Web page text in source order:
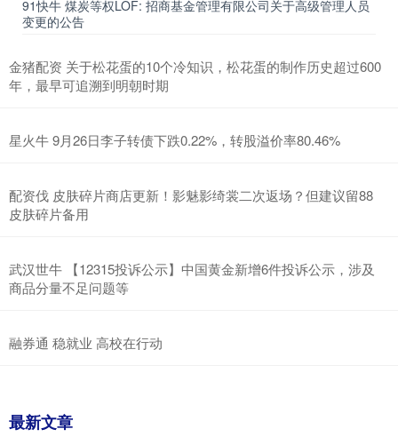
91快牛 煤炭等权LOF: 招商基金管理有限公司关于高级管理人员
变更的公告
金猪配资 关于松花蛋的10个冷知识，松花蛋的制作历史超过600
年，最早可追溯到明朝时期
星火牛 9月26日李子转债下跌0.22%，转股溢价率80.46%
配资伐 皮肤碎片商店更新！影魅影绮裳二次返场？但建议留88
皮肤碎片备用
武汉世牛 【12315投诉公示】中国黄金新增6件投诉公示，涉及
商品分量不足问题等
融券通 稳就业 高校在行动
最新文章